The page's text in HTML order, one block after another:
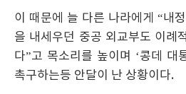
이 때문에 늘 다른 나라에게 “내
을 내세우던 중공 외교부도 이례
다”고 목소리를 높이며 ‘콩데 대
촉구하는등 안달이 난 상황이다.